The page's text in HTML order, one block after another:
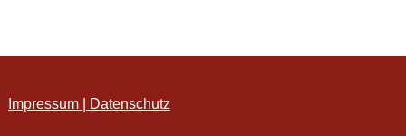
Impressum | Datenschutz